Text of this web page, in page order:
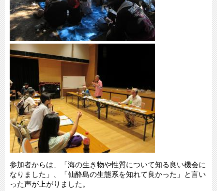
参加者からは、「海の生き物や性質について知る良い機会に
なりました」、「仙酔島の生態系を知れて良かった」と言い
った声が上がりました。